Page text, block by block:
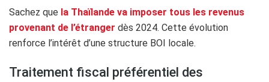
Sachez que la Thaïlande va imposer tous les revenus
provenant de l’étranger dès 2024. Cette évolution
renforce l’intérêt d’une structure BOI locale.
Traitement fiscal préférentiel des